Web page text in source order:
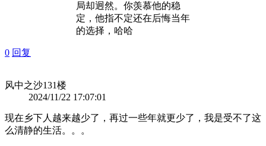
局却迥然。你羡慕他的稳
定，他指不定还在后悔当年
的选择，哈哈
0 回复
风中之沙131楼
2024/11/22 17:07:01
现在乡下人越来越少了，再过一些年就更少了，我是受不了这
么清静的生活。。。